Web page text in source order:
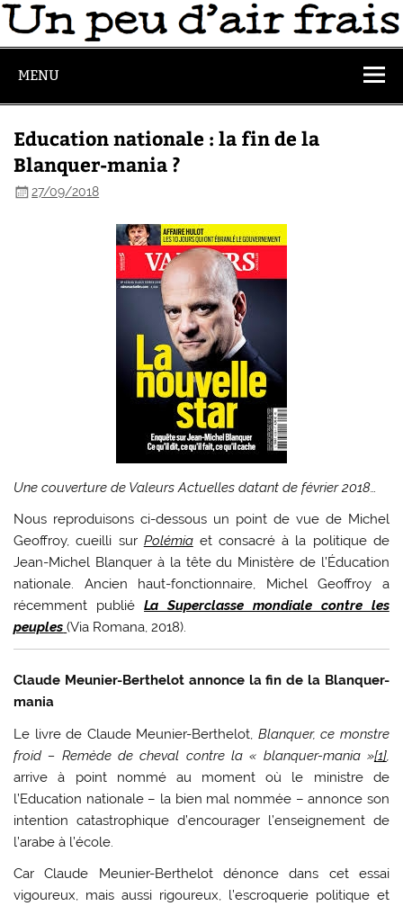
MENU
Education nationale : la fin de la
Blanquer-mania ?
27/09/2018
Une couverture de Valeurs Actuelles datant de février 2018…
Nous reproduisons ci-dessous un point de vue de Michel
Geoffroy, cueilli sur Polémiaet consacré à la politique de
Jean-Michel Blanquer à la tête du Ministère de l’Éducation
nationale. Ancien haut-fonctionnaire, Michel Geoffroy a
récemment publiéLa Superclasse mondiale contre les
peuples (Via Romana, 2018).
Claude Meunier-Berthelot annonce la fin de la Blanquer-
mania
Le livre de Claude Meunier-Berthelot, Blanquer, ce monstre
froid – Remède de cheval contre la « blanquer-mania »[1],
arrive à point nommé au moment où le ministre de
l’Education nationale – la bien mal nommée – annonce son
intention catastrophique d’encourager l’enseignement de
l’arabe à l’école.
Car Claude Meunier-Berthelot dénonce dans cet essai
vigoureux, mais aussi rigoureux, l’escroquerie politique et